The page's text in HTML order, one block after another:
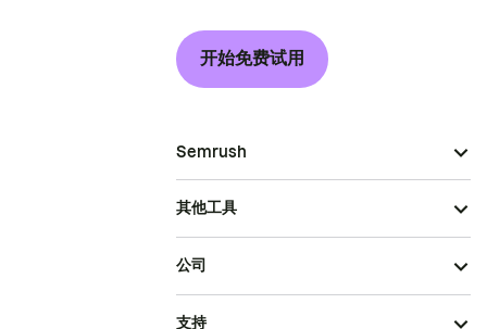
开始免费试用
Semrush
其他工具
公司
支持